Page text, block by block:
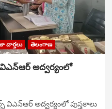
వార్తలు తెలంగాణ
విఎన్ఆర్ అద్వర్యంలో
అద్వర్యంలో పుస్తకాలు